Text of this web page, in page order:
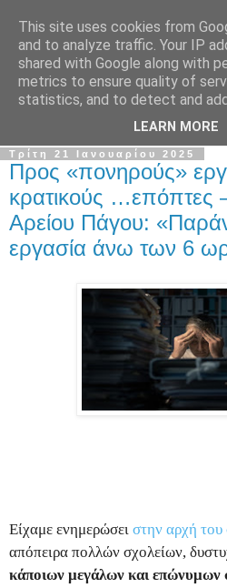
Σ.Ι.Ε.Λ.Β.Ε.
Ο επίσημος ιστότοπος του
Εκπαιδευτικών Λειτουργών
Τρίτη 21 Ιανουαρίου 2025
Προς «πονηρούς»
κρατικούς
Αρείου Πάγου:
εργασία άνω των 6
Είχαμε ενημερώσει στην αρχή του
απόπειρα πολλών σχολείων,
κάποιων μεγάλων και επώνυμων
This site uses cookies from
and to analyze traffic. Your IP
shared with Google along with
metrics to ensure quality of
statistics, and to detect and
LEARN MORE